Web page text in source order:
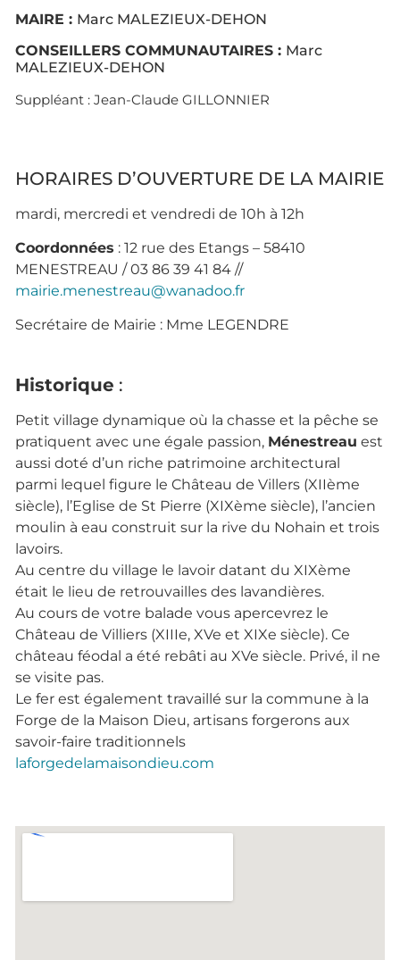
MAIRE : Marc MALEZIEUX-DEHON
CONSEILLERS COMMUNAUTAIRES : Marc
MALEZIEUX-DEHON
Suppléant : Jean-Claude GILLONNIER
HORAIRES D’OUVERTURE DE LA MAIRIE
mardi, mercredi et vendredi de 10h à 12h
Coordonnées : 12 rue des Etangs – 58410
MENESTREAU / 03 86 39 41 84 //
mairie.menestreau@wanadoo.fr
Secrétaire de Mairie : Mme LEGENDRE
Historique :
Petit village dynamique où la chasse et la pêche se
pratiquent avec une égale passion, Ménestreau est
aussi doté d’un riche patrimoine architectural
parmi lequel figure le Château de Villers (XIIème
siècle), l’Eglise de St Pierre (XIXème siècle), l’ancien
moulin à eau construit sur la rive du Nohain et trois
lavoirs.
Au centre du village le lavoir datant du XIXème
était le lieu de retrouvailles des lavandières.
Au cours de votre balade vous apercevrez le
Château de Villiers (XIIIe, XVe et XIXe siècle). Ce
château féodal a été rebâti au XVe siècle. Privé, il ne
se visite pas.
Le fer est également travaillé sur la commune à la
Forge de la Maison Dieu, artisans forgerons aux
savoir-faire traditionnels
laforgedelamaisondieu.com